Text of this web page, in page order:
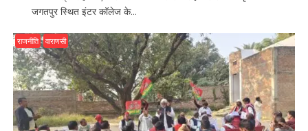
जगतपुर स्थित इंटर कॉलेज के...
राजनीति वाराणसी